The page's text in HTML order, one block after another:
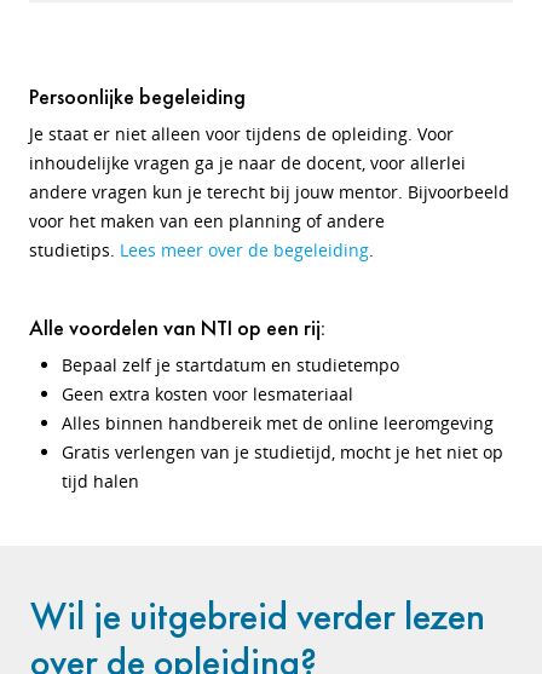
Persoonlijke begeleiding
Je staat er niet alleen voor tijdens de opleiding. Voor
inhoudelijke vragen ga je naar de docent, voor allerlei
andere vragen kun je terecht bij jouw mentor. Bijvoorbeeld
voor het maken van een planning of andere
studietips. Lees meer over de begeleiding.
Alle voordelen van NTI op een rij:
Bepaal zelf je startdatum en studietempo
Geen extra kosten voor lesmateriaal
Alles binnen handbereik met de online leeromgeving
Gratis verlengen van je studietijd, mocht je het niet op
tijd halen
Wil je uitgebreid verder lezen
over de opleiding?